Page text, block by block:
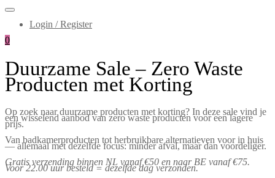
Login / Register
0
Duurzame Sale – Zero Waste
Producten met Korting
Op zoek naar duurzame producten met korting? In deze sale vind je
een wisselend aanbod van zero waste producten voor een lagere
prijs.
Van badkamerproducten tot herbruikbare alternatieven voor in huis
— allemaal met dezelfde focus: minder afval, maar dan voordeliger.
Gratis verzending binnen NL vanaf €50 en naar BE vanaf €75.
Voor 22.00 uur besteld = dezelfde dag verzonden.